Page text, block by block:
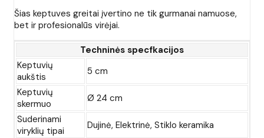
Šias keptuves greitai įvertino ne tik gurmanai namuose,
bet ir profesionalūs virėjai.
Techninės specfkacijos
Keptuvių
aukštis
5 cm
Keptuvių
skermuo
Ø 24 cm
Suderinami
viryklių tipai
Dujinė, Elektrinė, Stiklo keramika